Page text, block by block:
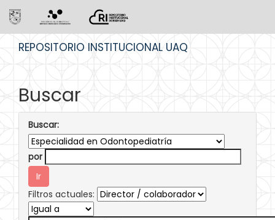
REPOSITORIO INSTITUCIONAL UAQ
Buscar
Buscar:
por
Filtros actuales: